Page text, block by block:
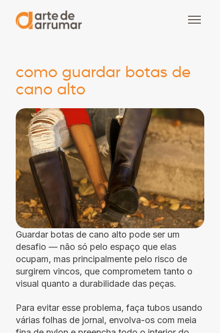
como guardar botas de
cano alto
Guardar botas de cano alto pode ser um
desafio — não só pelo espaço que elas
ocupam, mas principalmente pelo risco de
surgirem vincos, que comprometem tanto o
visual quanto a durabilidade das peças.
Para evitar esse problema, faça tubos usando
várias folhas de jornal, envolva-os com meia